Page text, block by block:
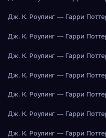
Дж. К. Роулинг — Гарри
Дж. К. Роулинг — Гарри
Дж. К. Роулинг — Гарри
Дж. К. Роулинг — Гарри
Дж. К. Роулинг — Гарри
Дж. К. Роулинг — Гарри
Дж. К. Роулинг — Гарри